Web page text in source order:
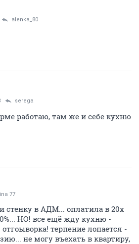
alenka_80
serega
работаю, там же и себе кухню
77
стенку в АДМ... оплатила в 20х
НО! все ещё жду кухню -
терпение лопается -
не могу въехать в квартиру,